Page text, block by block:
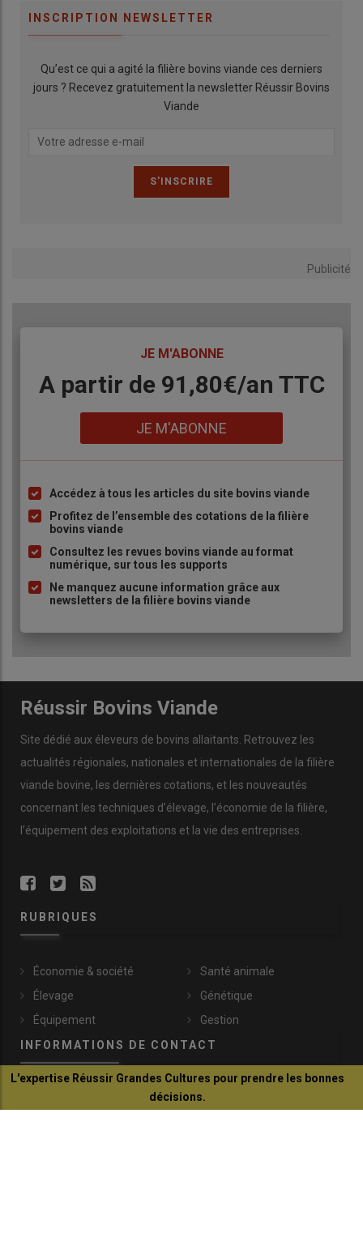
INSCRIPTION NEWSLETTER
Qu’est ce qui a agité la filière bovins viande ces derniers
jours ? Recevez gratuitement la newsletter Réussir Bovins
Viande
Publicité
JE M'ABONNE
Body
A partir de 91,80€/an​ TTC
JE M'ABONNE
Liste
à
puce
Accédez à tous les articles du site bovins viande
Profitez de l’ensemble des cotations de la filière
bovins viande
Consultez les revues bovins viande au format
numérique, sur tous les supports
Ne manquez aucune information grâce aux
newsletters de la filière bovins viande
Réussir Bovins Viande
Site dédié aux éleveurs de bovins allaitants. Retrouvez les
actualités régionales, nationales et internationales de la filière
viande bovine, les dernières cotations, et les nouveautés
concernant les techniques d’élevage, l’économie de la filière,
l’équipement des exploitations et la vie des entreprises.
RUBRIQUES
Économie & société
Élevage
Équipement
Santé animale
Génétique
Gestion
INFORMATIONS DE CONTACT
communication@reussir.fr
L'expertise Réussir Grandes Cultures pour prendre les bonnes
décisions.